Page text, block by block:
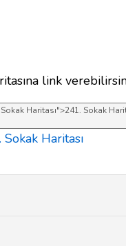
link
Sokak Haritası